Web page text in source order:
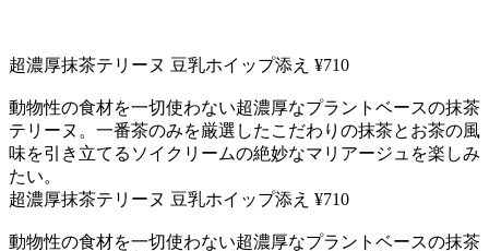
超濃厚抹茶テリーヌ 豆乳ホイップ添え ¥710
動物性の食材を一切使わない超濃厚なプラントベースの抹茶
テリーヌ。一番茶のみを厳選したこだわりの抹茶とお茶の風
味を引き立てるソイクリームの絶妙なマリアージュを楽しみ
たい。
超濃厚抹茶テリーヌ 豆乳ホイップ添え ¥710
動物性の食材を一切使わない超濃厚なプラントベースの抹茶